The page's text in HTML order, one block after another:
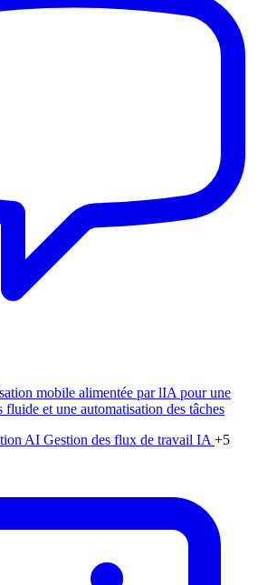
mobile alimentée par lIA pour une
fluide et une automatisation des tâches
AI Gestion des flux de travail IA +5